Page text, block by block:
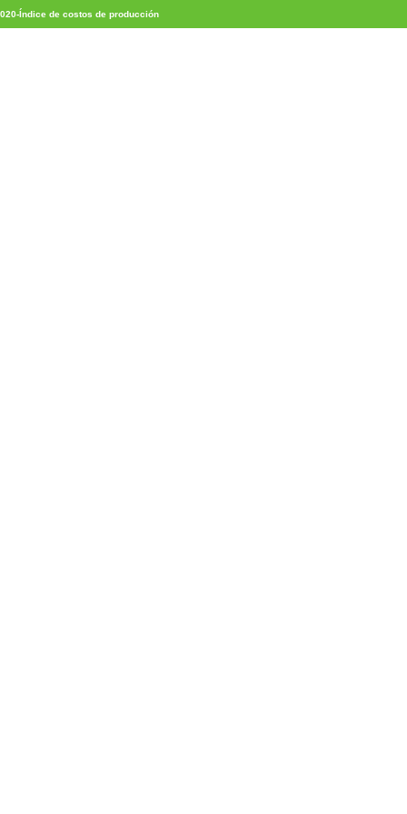
020-Índice de costos de producción